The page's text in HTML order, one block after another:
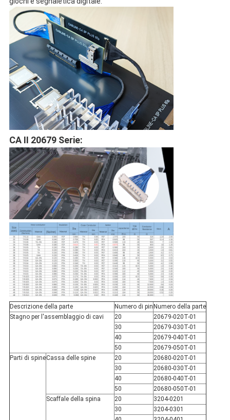
CA II 20679 Serie:
Descrizione della parte Numero di pinNumero della parte
Stagno per l'assemblaggio di cavi
20
20679-020T-01
30
20679-030T-01
40
20679-040T-01
50
20679-050T-01
Parti di spineCassa delle spine 20
20680-020T-01
30
20680-030T-01
40
20680-040T-01
50
20680-050T-01
Scaffale della spina
20
3204-0201
30
3204-0301